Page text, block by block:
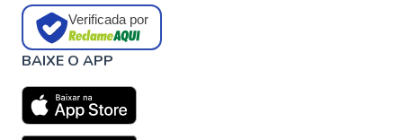
Verificada por
BAIXE O APP